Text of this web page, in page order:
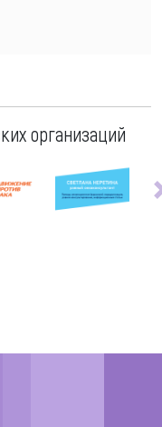
организаций